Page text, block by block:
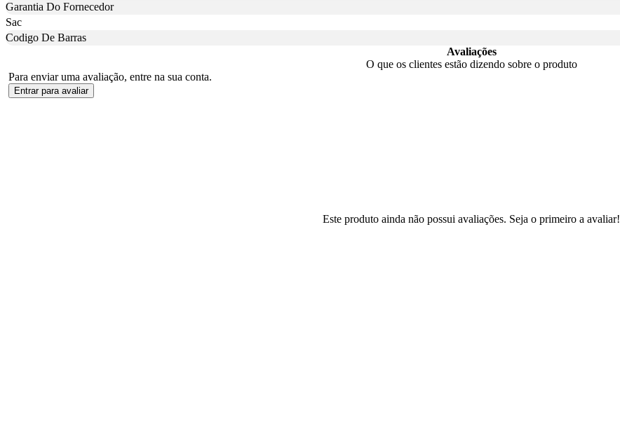
Garantia Do Fornecedor
Sac
Codigo De Barras
Avaliações
O que os clientes estão dizendo sobre o produto
Para enviar uma avaliação, entre na sua conta.
Entrar para avaliar
Este produto ainda não possui avaliações. Seja o primeiro a avaliar!